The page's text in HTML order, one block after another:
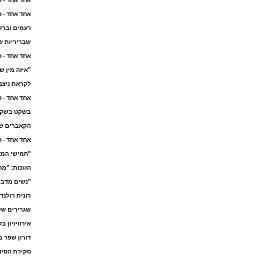
אחד אחד -
רעמים
שבריריות
אחד אחד -
"איזה מין
לקראת
אחד אחד -
בשקט
הקאברים
אחד אחד -
"חמישי
הזוכות:
"נשים
רונית
שגרירים
אירוויזיון
דורון שפר
סקירת